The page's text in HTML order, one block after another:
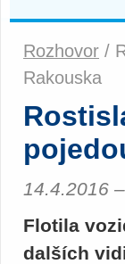
Rozhovor /
Rakouska
14.4.2016
Flotila
dalších